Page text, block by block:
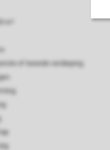
m²
of tweede verdieping